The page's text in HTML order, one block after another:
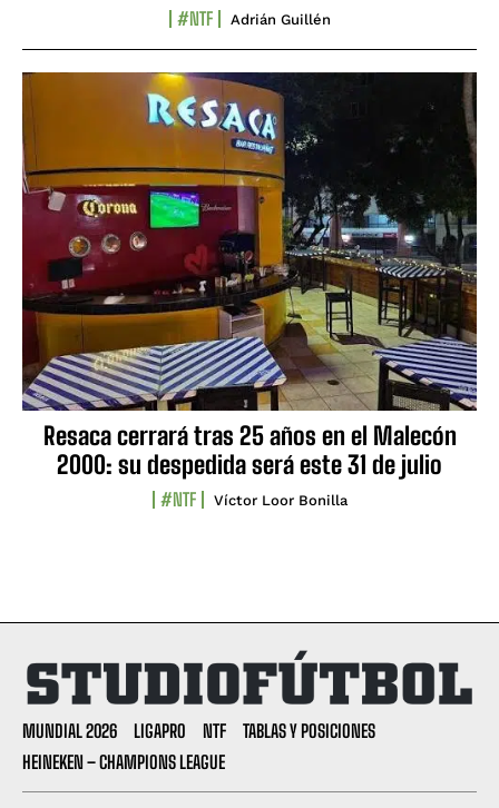
#NTF Adrián Guillén
Resaca cerrará tras 25 años en el Malecón
2000: su despedida será este 31 de julio
#NTF Víctor Loor Bonilla
MUNDIAL 2026 LIGAPRO NTF
TABLAS Y POSICIONES
HEINEKEN – CHAMPIONS LEAGUE